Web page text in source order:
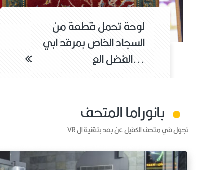
لوحة تحمل حديث النبي صلى
بانوراما المتحف
تجول في متحف الكفيل عن بعد بتقنية ال VR